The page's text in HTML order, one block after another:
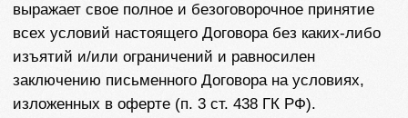
под которыми понимается:
- въездная виза, а именно : США, страны
Шенгенского соглашения, Болгария, Кипр, Китай,
Япония, Австралия, Новая Зеландия, Сингапур,
Великобритания;
- карта АТЭС.